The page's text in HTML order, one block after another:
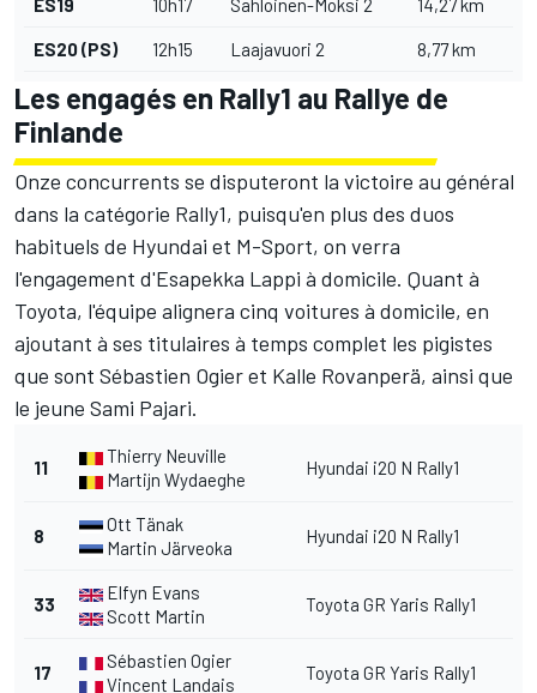
ES19 10h17 Sahloinen-Moksi 2 14,27 km
ES20 (PS) 12h15 Laajavuori 2 8,77 km
Les engagés en Rally1 au Rallye de
Finlande
Onze concurrents se disputeront la victoire au général
dans la catégorie Rally1, puisqu'en plus des duos
habituels de Hyundai et M-Sport, on verra
l'engagement d'Esapekka Lappi à domicile. Quant à
Toyota, l'équipe alignera cinq voitures à domicile, en
ajoutant à ses titulaires à temps complet les pigistes
que sont Sébastien Ogier et Kalle Rovanperä, ainsi que
le jeune Sami Pajari.
11
Thierry Neuville
Martijn Wydaeghe
Hyundai i20 N Rally1
8
Ott Tänak
Martin Järveoka
Hyundai i20 N Rally1
33
Elfyn Evans
Scott Martin
Toyota GR Yaris Rally1
17
Sébastien Ogier
Vincent Landais
Toyota GR Yaris Rally1